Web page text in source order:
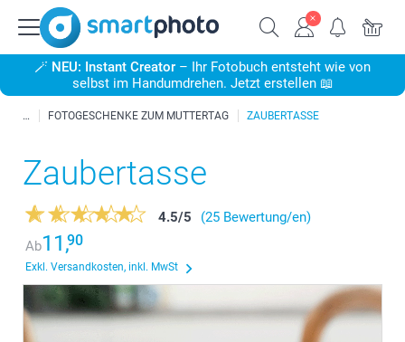
🪄 NEU: Instant Creator – Ihr Fotobuch entsteht wie von
selbst im Handumdrehen. Jetzt erstellen 📖
FOTOGESCHENKE ZUM MUTTERTAG ZAUBERTASSE
Zaubertasse
4.5/5
(25 Bewertung/en)
Ab11,90
Exkl. Versandkosten, inkl. MwSt